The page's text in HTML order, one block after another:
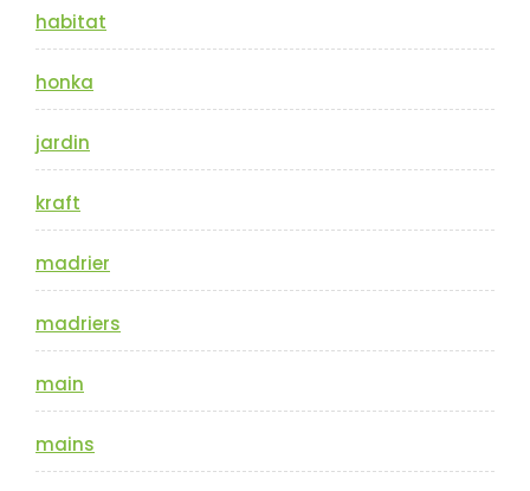
habitat
honka
jardin
kraft
madrier
madriers
main
mains